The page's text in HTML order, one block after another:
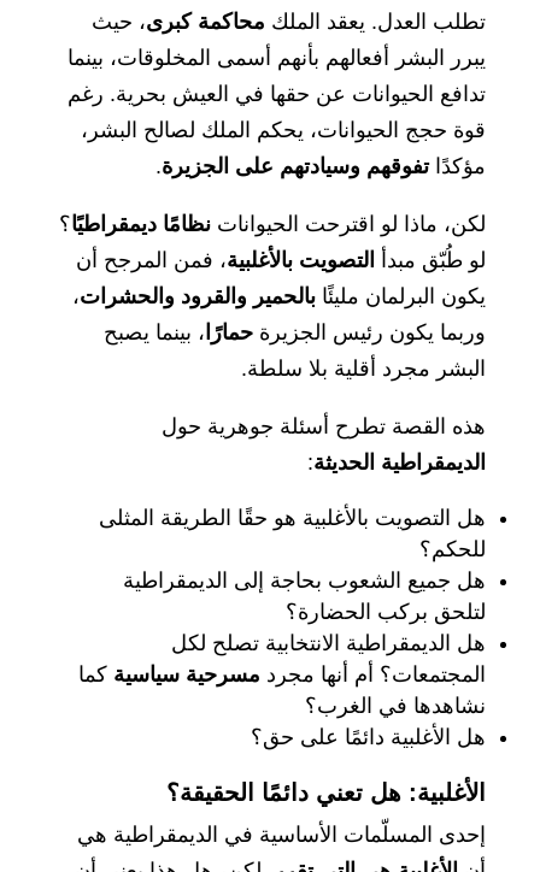
تطلب العدل. يعقد الملك محاكمة كبرى، حيث
يبرر البشر أفعالهم بأنهم أسمى المخلوقات، بينما
تدافع الحيوانات عن حقها في العيش بحرية. رغم
قوة حجج الحيوانات، يحكم الملك لصالح البشر،
مؤكدًاتفوقهم وسيادتهم على الجزيرة.
لكن، ماذا لو اقترحت الحيوانات نظامًا ديمقراطيًا؟
لو طُبّق مبدأ
التصويت بالأغلبية، فمن المرجح أن
يكون البرلمان مليئًا بالحمير والقرود والحشرات،
وربما يكون رئيس الجزيرة حمارًا ، بينما يصبح
البشر مجرد أقلية بلا سلطة.
هذه القصة تطرح أسئلة جوهرية حول
الديمقراطية الحديثة:
هل التصويت بالأغلبية هو حقًا الطريقة المثلى
للحكم؟
هل جميع الشعوب بحاجة إلى الديمقراطية
لتلحق بركب الحضارة؟
هل الديمقراطية الانتخابية تصلح لكل
المجتمعات؟ أم أنها مجرد مسرحية سياسية كما
نشاهدها في الغرب؟
هل الأغلبية دائمًا على حق؟
الأغلبية: هل تعني دائمًا الحقيقة؟
إحدى المسلّمات الأساسية في الديمقراطية هي